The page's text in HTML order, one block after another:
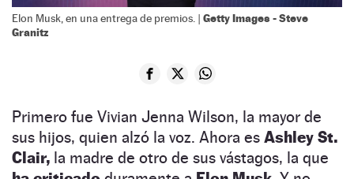
Elon Musk, en una entrega de premios. | Getty Images - Steve
Granitz
Primero fue Vivian Jenna Wilson, la mayor de
sus hijos, quien alzó la voz. Ahora es Ashley St.
Clair, la madre de otro de sus vástagos, la que